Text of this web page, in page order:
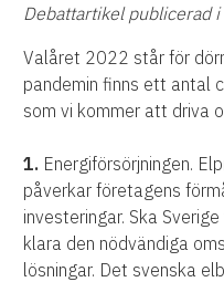
Debattartikel publicerad i
Valåret 2022 står för
pandemin finns ett antal
som vi kommer att driva
1. Energiförsörjningen.
påverkar företagens
investeringar. Ska
klara den nödvändiga
lösningar. Det svenska